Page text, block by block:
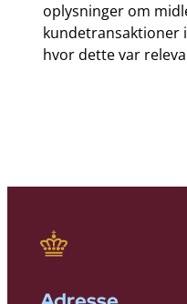
oplysninger om
kundetransaktioner
hvor dette var